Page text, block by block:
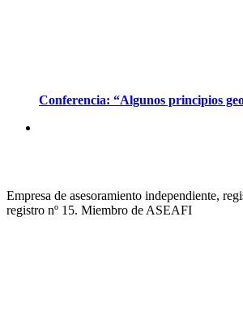
Conferencia: “Algunos principios
Empresa de asesoramiento independiente,
registro nº 15. Miembro de ASEAFI